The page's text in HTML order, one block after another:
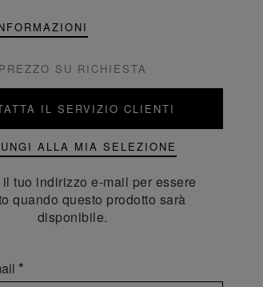
PREZZO SU RICHIESTA
IL SERVIZIO CLIENTI
ALLA MIA SELEZIONE
tuo indirizzo e-mail per essere
quando questo prodotto sarà
disponibile.